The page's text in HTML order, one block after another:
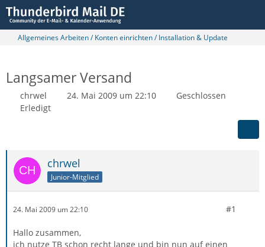
Allgemeines Arbeiten / Konten einrichten / Installation & Update
Langsamer Versand
chrwel 24. Mai 2009 um 22:10
Geschlossen
Erledigt
chrwel
Junior-Mitglied
24. Mai 2009 um 22:10 #1
Hallo zusammen,
ich nutze TB schon recht lange und bin nun auf einen